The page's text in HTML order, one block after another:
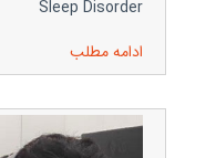
Sleep Disorder
ادامه مطلب